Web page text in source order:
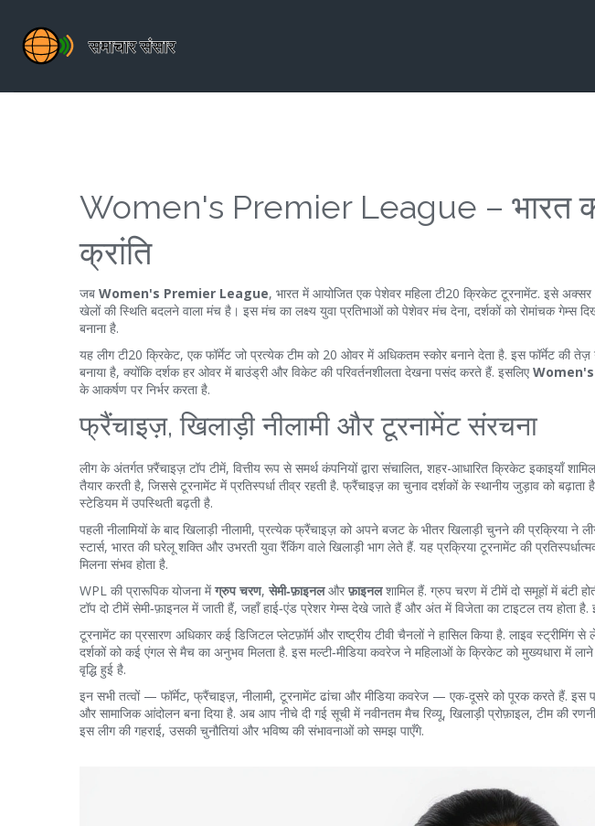
Women's Premier League – भारत
क्रांति
जब Women's Premier League, भारत में आयोजित एक पेशेवर महिला टी20 क्रिकेट टूरनामेंट. इसे अक्सर
खेलों की स्थिति बदलने वाला मंच है। इस मंच का लक्ष्य युवा प्रतिभाओं को पेशेवर मंच देना, दर्शकों को रोमांचक गेम्स
बनाना है.
यह लीगटी20 क्रिकेट, एक फॉर्मेट जो प्रत्येक टीम को 20 ओवर में अधिकतम स्कोर बनाने देता है. इस फॉर्मेट की तेज़
बनाया है, क्योंकि दर्शक हर ओवर में बाउंड्री और विकेट की परिवर्तनशीलता देखना पसंद करते हैं. इसलिए
के आकर्षण पर निर्भर करता है.
फ्रैंचाइज़, खिलाड़ी नीलामी और टूरनामेंट संरचना
लीग के अंतर्गत फ़्रैंचाइज़ टॉप टीमें, वित्तीय रूप से समर्थ कंपनियों द्वारा संचालित, शहर-आधारित क्रिकेट इकाइयाँ
तैयार करती है, जिससे टूरनामेंट में प्रतिस्पर्धा तीव्र रहती है. फ्रैंचाइज़ का चुनाव दर्शकों के स्थानीय जुड़ाव को बढ़ाता
स्टेडियम में उपस्थिती बढ़ती है.
पहली नीलामियों के बाद खिलाड़ी नीलामी, प्रत्येक फ्रैंचाइज़ को अपने बजट के भीतर खिलाड़ी चुनने की प्रक्रियाने
स्टार्स, भारत की घरेलू शक्ति और उभरती युवा रैंकिंग वाले खिलाड़ी भाग लेते हैं. यह प्रक्रिया टूरनामेंट की
मिलना संभव होता है.
WPL की प्रारूपिक योजना मेंग्रुप चरण, सेमी‑फ़ाइनलऔर फ़ाइनलशामिल हैं. ग्रुप चरण में टीमें दो समूहों में बंटी
टॉप दो टीमें सेमी‑फ़ाइनल में जाती हैं, जहाँ हाई‑एंड प्रेशर गेम्स देखे जाते हैं और अंत में विजेता का टाइटल तय होता
टूरनामेंट का प्रसारण अधिकार कई डिजिटल प्लेटफ़ॉर्म और राष्ट्रीय टीवी चैनलों ने हासिल किया है. लाइव स्ट्रीमिंग
दर्शकों को कई एंगल से मैच का अनुभव मिलता है. इस मल्टी‑मीडिया कवरेज ने महिलाओं के क्रिकेट को मुख्यधारा में
वृद्धि हुई है.
इन सभी तत्वों — फॉर्मेट, फ्रैंचाइज़, नीलामी, टूरनामेंट ढांचा और मीडिया कवरेज — एक-दूसरे को पूरक करते हैं. इस
और सामाजिक आंदोलन बना दिया है. अब आप नीचे दी गई सूची में नवीनतम मैच रिव्यू, खिलाड़ी प्रोफ़ाइल, टीम की
इस लीग की गहराई, उसकी चुनौतियां और भविष्य की संभावनाओं को समझ पाएँगे.